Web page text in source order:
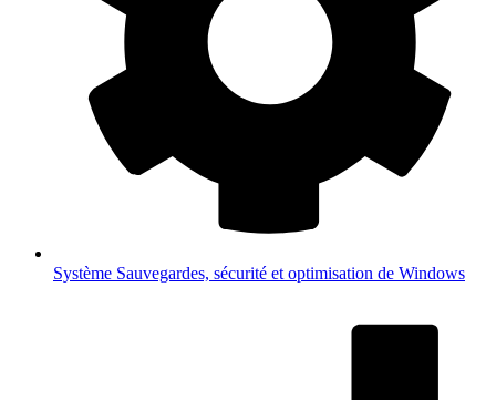
Système Sauvegardes, sécurité et optimisation de Windows